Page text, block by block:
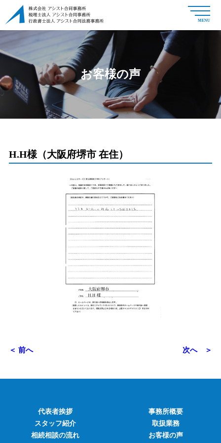
MENU
お客様の声
H.H様（大阪府堺市 在住）
＜ 前へ 次へ ＞
代表者挨拶
事務所概要
スタッフ紹介
取扱業務
相続相談の流れ
お客様の声